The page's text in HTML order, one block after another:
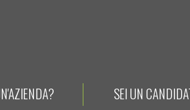
SEI UN